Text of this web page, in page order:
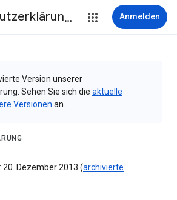
Datenschutzerklärung & Nutzungsbedingungen Anmelden
Version unserer
Sehen Sie sich die aktuelle
Versionen an.
Dezember 2013 (archivierte